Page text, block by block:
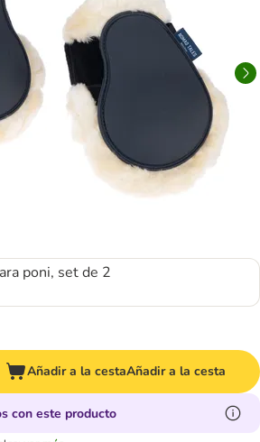
poni, set de 2
Añadir a la cestaAñadir a la cesta
con este producto